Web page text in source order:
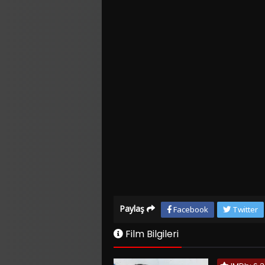
Paylaş Facebook Twitter
Film Bilgileri